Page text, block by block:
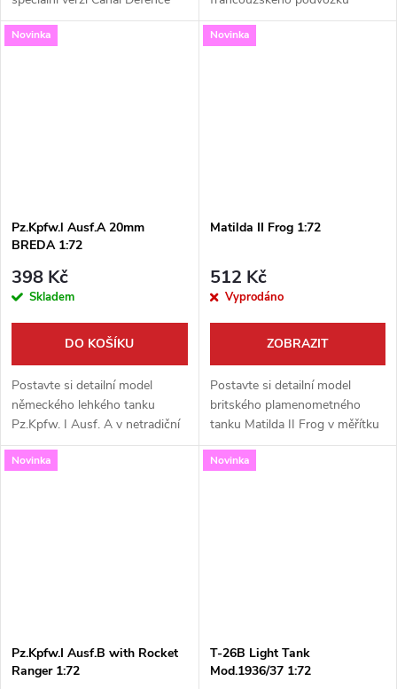
Light (CDL). Tato unikátní
stavebnice v měřítku 1:72 od
Renault R35 a sovětské věže z
tanku T-26. Tento zajímavý
Novinka
Pz.Kpfw.l Ausf.A 20mm
BREDA 1:72
398 Kč
Skladem
DO KOŠÍKU
Postavte si detailní model
německého lehkého tanku
Pz.Kpfw. I Ausf. A v netradiční
úpravě s italským 20mm
kanónem Breda. Tato
Novinka
Matilda II Frog 1:72
512 Kč
Vyprodáno
ZOBRAZIT
Postavte si detailní model
britského plamenometného
tanku Matilda II Frog v měřítku
1:72. Tato kvalitní a snadno
sestavitelná stavebnice od
Novinka
Pz.Kpfw.I Ausf.B with Rocket
Ranger 1:72
Novinka
T-26B Light Tank
Mod.1936/37 1:72